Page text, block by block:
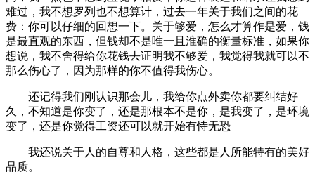
难过，我不想罗列也不想算计，过去一年关于我们之间的花
费：你可以仔细的回想一下。关于够爱，怎么才算作是爱，钱
是最直观的东西，但钱却不是唯一且淮确的衡量标准，如果你
想说，我不舍得给你花钱去证明我不够爱，我觉得我就可以不
那么伤心了，因为那样的你不值得我伤心。
还记得我们刚认识那会儿，我给你点外卖你都要纠结好
久，不知道是你变了，还是那根本不是你，是我变了，是环境
变了，还是你觉得工资还可以就开始有恃无恐
我还说关于人的自尊和人格，这些都是人所能特有的美好
品质。